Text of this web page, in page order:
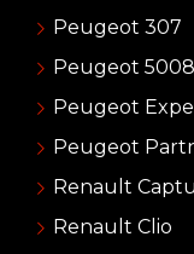
Peugeot 307
Peugeot 5008
Peugeot
Peugeot
Renault
Renault Clio